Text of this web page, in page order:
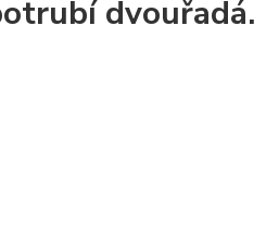
dvouřadá.